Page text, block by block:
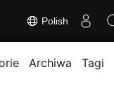
Polish
Archiwa Tagi